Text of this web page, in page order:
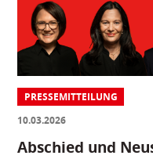
PRESSEMITTEILUNG
10.03.2026
Abschied und